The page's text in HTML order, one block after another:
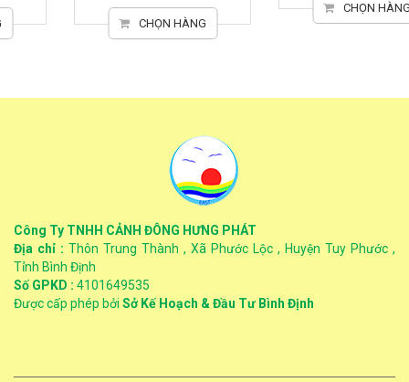
CHỌN HÀNG
CHỌN HÀNG
Công Ty TNHH CẢNH ĐÔNG HƯNG PHÁT
Địa chỉ : Thôn Trung Thành , Xã Phước Lộc , Huyện Tuy Phước ,
Tỉnh Bình Định
Số GPKD : 4101649535
Được cấp phép bởi Sở Kế Hoạch & Đầu Tư Bình Định